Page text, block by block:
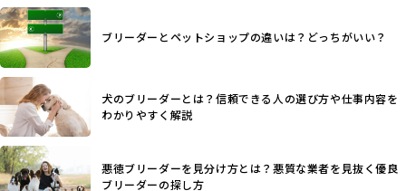
さらに、書類審査のみで掲載が許可されるサイトが多く、実
際の飼育環境やブリーダーの姿勢が見えにくい点も課題で
す。こうしたサイトでは、ブリーダーが記載する情報が主で
あり、実際の現場や日々のケアの状況がわからないため、営
利優先の「悪徳ブリーダー」が含まれるリスクが高まりま
す。
BreederFamiliesでは、ワンちゃんを大切にする「優良ブリ
ーダー」のみを紹介するために、法令を超えた独自の基準を
設け、ブリーダーの理念や飼育環境の厳格なチェックを行っ
ています。
ヨーロッパ諸国ではこうした処置が禁止されている一方で、
日本ではいまだ行われる場合があります。
優良ブリーダーは動物福祉を優先し、ワンちゃんの自然な姿
を大切にするため断尾・断耳を行いません。
一方、営利優先ブリーダーでは「見た目が良く売れやすい」
ことを理由に断尾や断耳を行うことがあり、中には麻酔なし
で処置するケースも見受けられます。
「耳やしっぽを切らない」詳細はこちら
犬種ごとに異なる健康リスクや育て方のポイントを理解し、
ブリーダーとペットショップの違いは？どっちがいい？
犬のブリーダーとは？信頼できる人の選び方や仕事内容を
わかりやすく解説
悪徳ブリーダーを見分け方とは？悪質な業者を見抜く優良
ブリーダーの探し方